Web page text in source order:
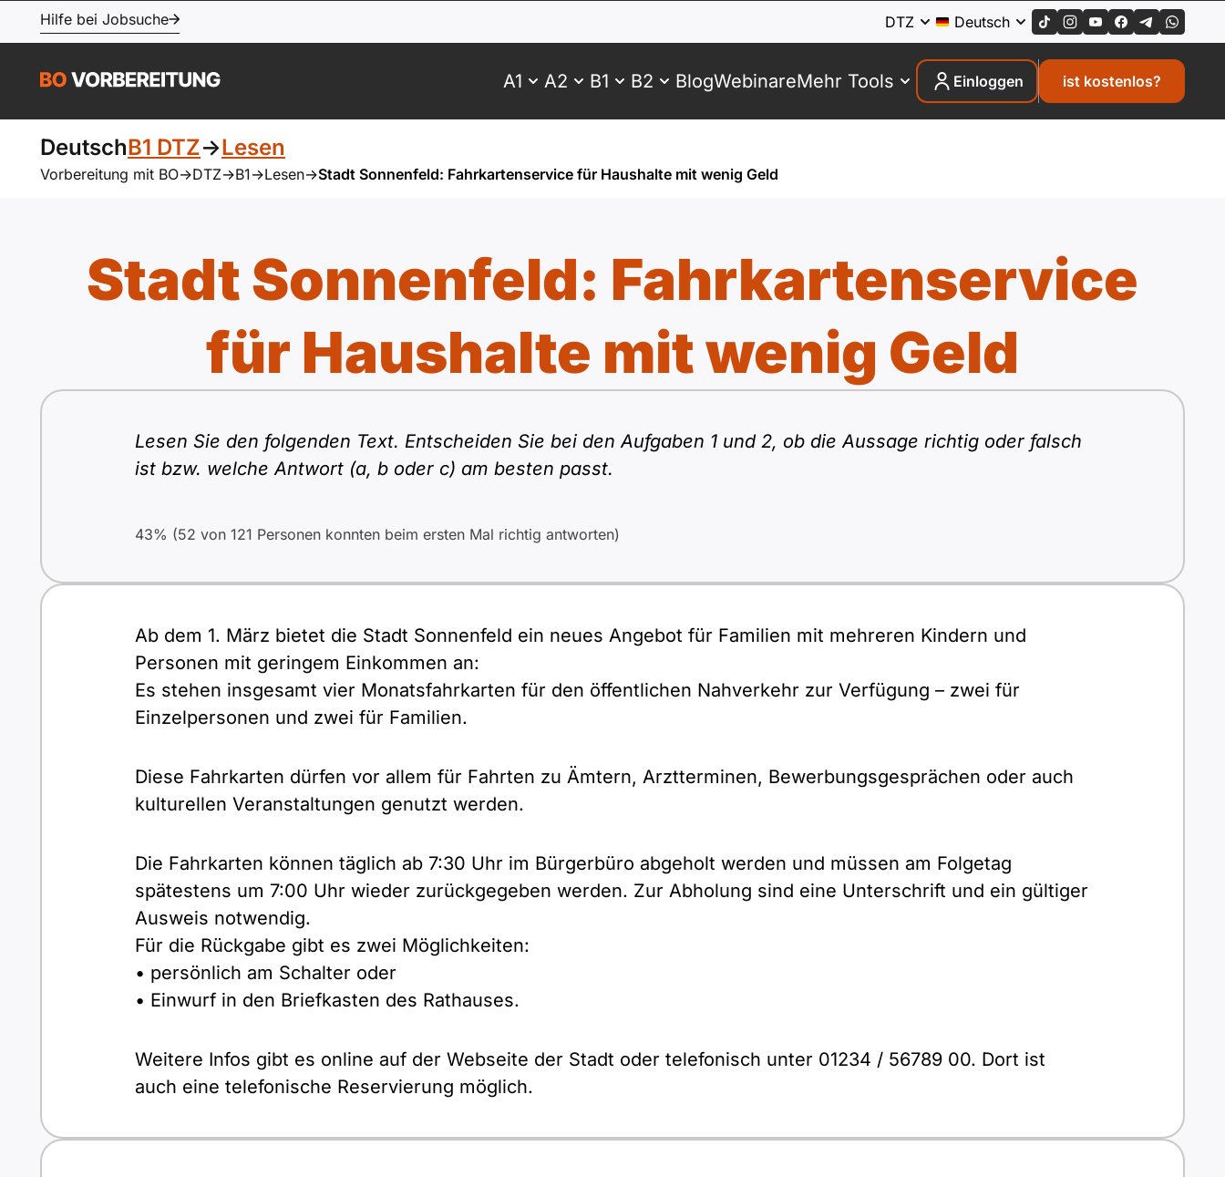
Hilfe bei Jobsuche DTZ Deutsch
A1 A2 B1 B2 BlogWebinareMehr Tools Einloggen ist kostenlos?
DeutschB1 DTZ->Lesen
Vorbereitung mit BO->DTZ->B1->Lesen->Stadt Sonnenfeld: Fahrkartenservice für Haushalte mit wenig Geld
Stadt Sonnenfeld: Fahrkartenservice
für Haushalte mit wenig Geld
Lesen Sie den folgenden Text. Entscheiden Sie bei den Aufgaben 1 und 2, ob die Aussage richtig oder falsch
ist bzw. welche Antwort (a, b oder c) am besten passt.
43% (52 von 121 Personen konnten beim ersten Mal richtig antworten)
Ab dem 1. März bietet die Stadt Sonnenfeld ein neues Angebot für Familien mit mehreren Kindern und
Personen mit geringem Einkommen an:
Es stehen insgesamt vier Monatsfahrkarten für den öffentlichen Nahverkehr zur Verfügung – zwei für
Einzelpersonen und zwei für Familien.
Diese Fahrkarten dürfen vor allem für Fahrten zu Ämtern, Arztterminen, Bewerbungsgesprächen oder auch
kulturellen Veranstaltungen genutzt werden.
Die Fahrkarten können täglich ab 7:30 Uhr im Bürgerbüro abgeholt werden und müssen am Folgetag
spätestens um 7:00 Uhr wieder zurückgegeben werden. Zur Abholung sind eine Unterschrift und ein gültiger
Ausweis notwendig.
Für die Rückgabe gibt es zwei Möglichkeiten:
• persönlich am Schalter oder
• Einwurf in den Briefkasten des Rathauses.
Weitere Infos gibt es online auf der Webseite der Stadt oder telefonisch unter 01234 / 56789 00. Dort ist
auch eine telefonische Reservierung möglich.